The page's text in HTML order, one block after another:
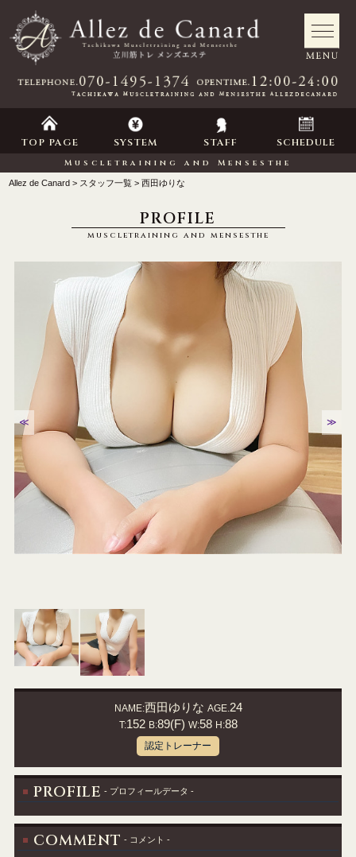
TOP PAGE SYSTEM STAFF SCHEDULE
Muscletraining and Mensesthe
Allez de Canard スタッフ一覧 西田ゆりな
PROFILE
muscletraining and mensesthe
≪ ≫
NAME:西田ゆりな AGE. 24
T:152 B:89(F) W:58 H:88
認定トレーナー
PROFILE - プロフィールデータ -
COMMENT - コメント -